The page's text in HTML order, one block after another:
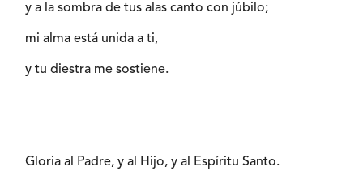
y a la sombra de tus alas canto con júbilo;
mi alma está unida a ti,
y tu diestra me sostiene.
Gloria al Padre, y al Hijo, y al Espíritu Santo.